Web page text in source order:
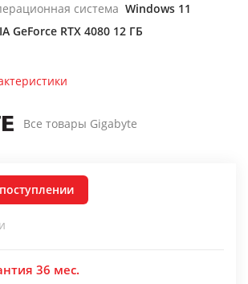
система Windows 11
GeForce RTX 4080 12 ГБ
Все товары Gigabyte
36 мес.